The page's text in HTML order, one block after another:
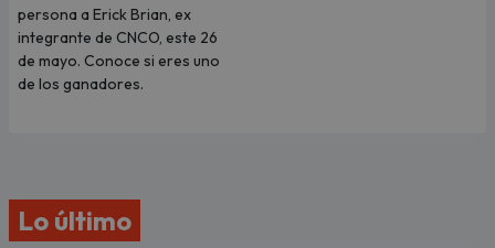
persona a Erick Brian, ex
integrante de CNCO, este 26
de mayo. Conoce si eres uno
de los ganadores.
Lo último